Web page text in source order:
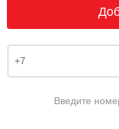
Введите